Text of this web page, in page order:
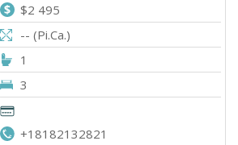
$2 495
-- (Pi.Ca.)
1
3
+18182132821